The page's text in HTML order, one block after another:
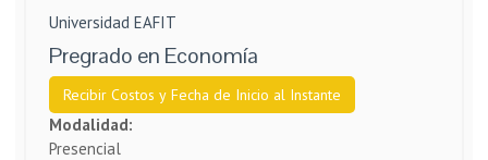
Universidad EAFIT
Pregrado en Economía
Recibir Costos y Fecha de Inicio al Instante
Modalidad:
Presencial